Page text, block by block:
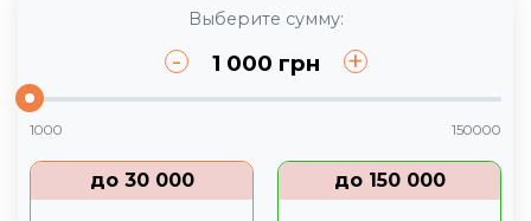
Выберите сумму:
- 1 000 грн +
1000 150000
до 30 000 до 150 000